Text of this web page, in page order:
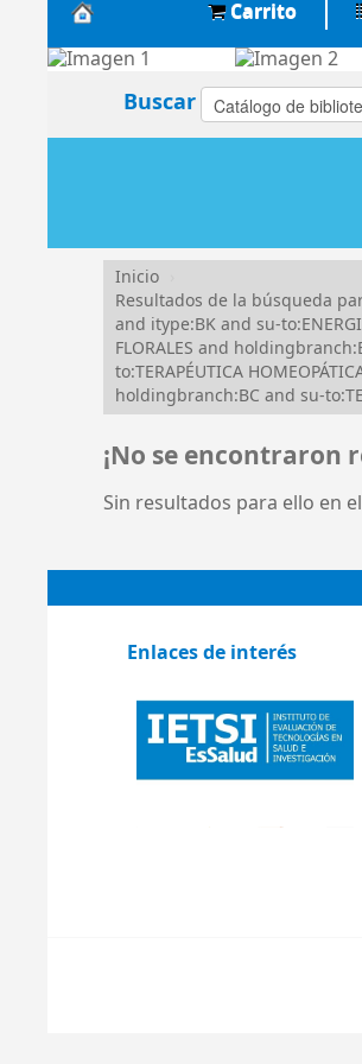
Biblioteca
Carrito
Buscar
Inicio
Resultados de la búsqueda
and itype:BK and su-
FLORALES and
to:TERAPÉUTICA
holdingbranch:BC and su-
¡No se encontraron
Sin resultados para ello en
Enlaces de interés